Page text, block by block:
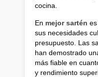
cocina.
En mejor sartén
sus necesidades
presupuesto. Las
han demostrado
más fiable en
y rendimiento